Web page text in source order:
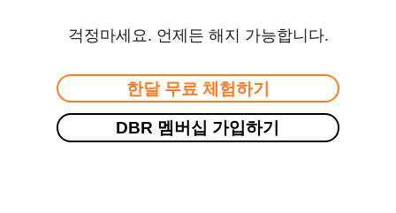
걱정마세요. 언제든 해지 가능합니다.
한달 무료 체험하기
DBR 멤버십 가입하기